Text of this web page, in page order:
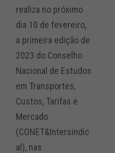
realiza no próximo
dia 10 de fevereiro,
a primeira edição de
2023 do Conselho
Nacional de Estudos
em Transportes,
Custos, Tarifas e
Mercado
(CONET&Intersindic
al), nas